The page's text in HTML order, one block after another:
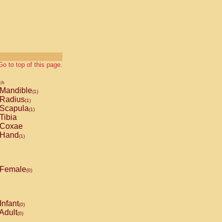
to top of this page.
Mandible(1)
Radius(1)
Scapula(1)
Tibia
Coxae
Hand(1)
Female(0)
Infant(0)
(0)